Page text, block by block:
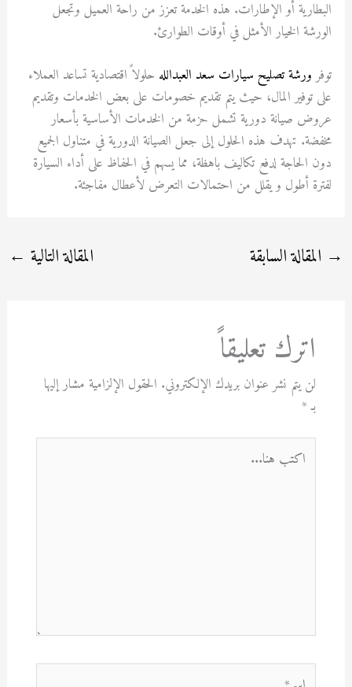
البطارية أو الإطارات. هذه الخدمة تعزز من راحة العميل وتجعل
الورشة الخيار الأمثل في أوقات الطوارئ.
توفرورشة تصليح سيارات سعد العبدالله حلولاً اقتصادية تساعد العملاء
على توفير المال، حيث يتم تقديم خصومات على بعض الخدمات وتقديم
عروض صيانة دورية تشمل حزمة من الخدمات الأساسية بأسعار
مخفضة. تهدف هذه الحلول إلى جعل الصيانة الدورية في متناول الجميع
دون الحاجة لدفع تكاليف باهظة، مما يسهم في الحفاظ على أداء السيارة
لفترة أطول و يقلل من احتمالات التعرض لأعطال مفاجئة.
→ المقالة السابقة المقالة التالية ←
اترك تعليقاً
لن يتم نشر عنوان بريدك الإلكتروني. الحقول الإلزامية مشار إليها
بـ*
اكتب
هنا...
اسم*